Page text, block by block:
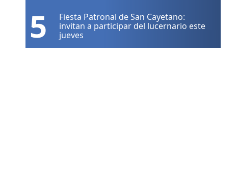
5
Fiesta Patronal de San Cayetano:
invitan a participar del lucernario este
jueves